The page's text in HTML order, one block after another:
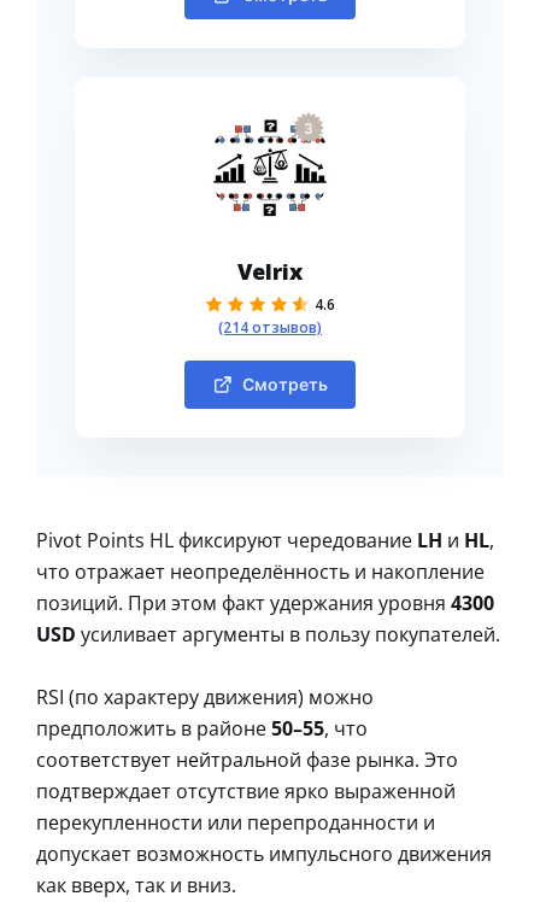
3
Velrix
4.6
(214 отзывов)
Смотреть
Pivot Points HL фиксируют чередование LH и HL,
что отражает неопределённость и накопление
позиций. При этом факт удержания уровня 4300
USD усиливает аргументы в пользу покупателей.
RSI (по характеру движения) можно
предположить в районе50–55, что
соответствует нейтральной фазе рынка. Это
подтверждает отсутствие ярко выраженной
перекупленности или перепроданности и
допускает возможность импульсного движения
как вверх, так и вниз.